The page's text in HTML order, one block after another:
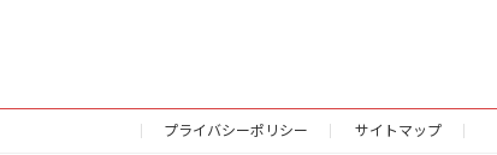
プライバシーポリシー サイトマップ